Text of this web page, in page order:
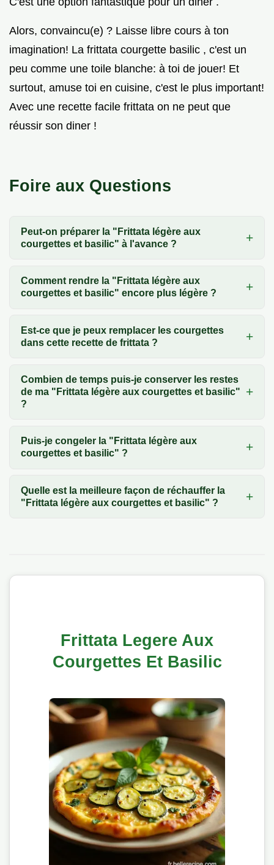
Alors, convaincu(e) ? Laisse libre cours à ton
imagination! La frittata courgette basilic , c'est un
peu comme une toile blanche: à toi de jouer! Et
surtout, amuse toi en cuisine, c'est le plus important!
Avec une recette facile frittata on ne peut que
réussir son diner !
Foire aux Questions
Peut-on préparer la "Frittata légère aux
courgettes et basilic" à l'avance ?
Comment rendre la "Frittata légère aux
courgettes et basilic" encore plus légère ?
Est-ce que je peux remplacer les courgettes
dans cette recette de frittata ?
Combien de temps puis-je conserver les restes
de ma "Frittata légère aux courgettes et basilic"
?
Puis-je congeler la "Frittata légère aux
courgettes et basilic" ?
Quelle est la meilleure façon de réchauffer la
"Frittata légère aux courgettes et basilic" ?
Frittata Legere Aux
Courgettes Et Basilic